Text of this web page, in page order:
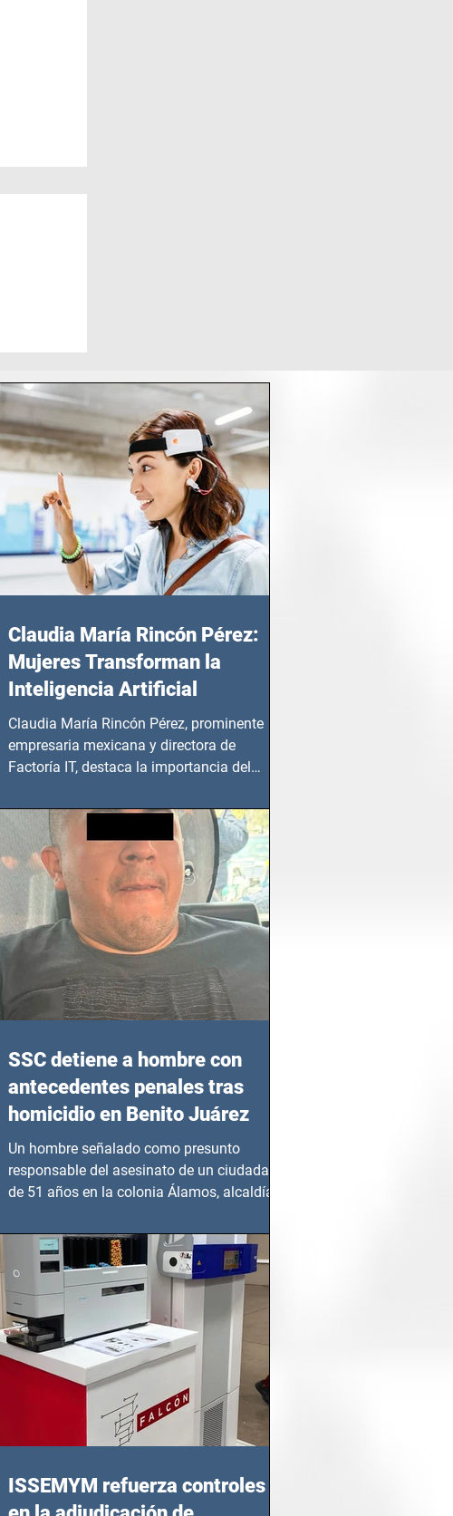
Claudia María Rincón Pérez:
Mujeres Transforman la
Inteligencia Artificial
Claudia María Rincón Pérez, prominente
empresaria mexicana y directora de
Factoría IT, destaca la importancia del
SSC detiene a hombre con
antecedentes penales tras
homicidio en Benito Juárez
Un hombre señalado como presunto
responsable del asesinato de un ciudadano
de 51 años en la colonia Álamos, alcaldía
ISSEMYM refuerza controles